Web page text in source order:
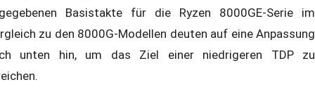
Basistakte für die Ryzen 8000GE-Serie im
zu den 8000G-Modellen deuten auf eine Anpassung
unten hin, um das Ziel einer niedrigeren TDP zu